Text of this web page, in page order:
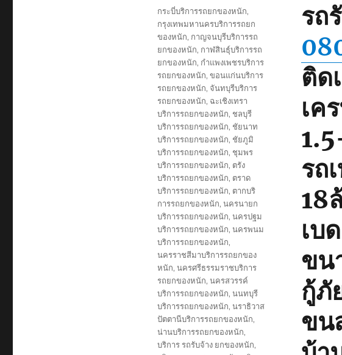
รถ
ติด
เค
รถ
18
เบ
ขน
กู้ภั
ขน
Tags
กระบี่บริการรถยกของหนัก,
กรุงเทพมหานครบริการรถยก
ของหนัก, กาญจนบุรีบริการรถ
ยกของหนัก, กาฬสินธุ์บริการรถ
ยกของหนัก, กำแพงเพชรบริการ
รถยกของหนัก, ขอนแก่นบริการ
รถยกของหนัก, จันทบุรีบริการ
รถยกของหนัก, ฉะเชิงเทรา
บริการรถยกของหนัก, ชลบุรี
บริการรถยกของหนัก, ชัยนาท
บริการรถยกของหนัก, ชัยภูมิ
บริการรถยกของหนัก, ชุมพร
บริการรถยกของหนัก, ตรัง
บริการรถยกของหนัก, ตราด
บริการรถยกของหนัก, ตากบริ
การรถยกของหนัก, นครนายก
บริการรถยกของหนัก, นครปฐม
บริการรถยกของหนัก, นครพนม
บริการรถยกของหนัก,
นครราชสีมาบริการรถยกของ
หนัก, นครศรีธรรมราชบริการ
รถยกของหนัก, นครสวรรค์
บริการรถยกของหนัก, นนทบุรี
บริการรถยกของหนัก, นราธิวาส
ปัตตานีบริการรถยกของหนัก,
น่านบริการรถยกของหนัก,
บริการ รถรับจ้าง ยกของหนัก,